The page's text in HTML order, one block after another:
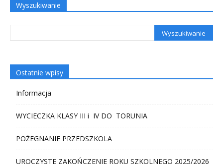
Wyszukiwanie
Ostatnie wpisy
Informacja
WYCIECZKA KLASY III i IV DO TORUNIA
POŻEGNANIE PRZEDSZKOLA
UROCZYSTE ZAKOŃCZENIE ROKU SZKOLNEGO 2025/2026